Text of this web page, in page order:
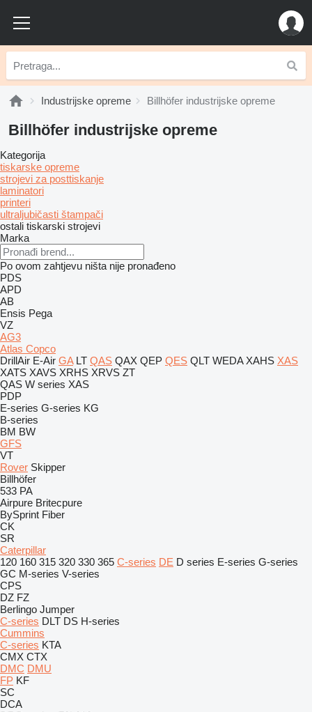
Industrijske opreme Billhöfer industrijske opreme
Billhöfer industrijske opreme
Kategorija
tiskarske opreme
strojevi za posttiskanje
laminatori
printeri
ultraljubičasti štampači
ostali tiskarski strojevi
Marka
Po ovom zahtjevu ništa nije pronađeno
PDS
APD
AB
Ensis Pega
VZ
AG3
Atlas Copco
DrillAir E-Air GA LT QAS QAX QEP QES QLT WEDA XAHS XAS
XATS XAVS XRHS XRVS ZT
QAS W series XAS
PDP
E-series G-series KG
B-series
BM BW
GFS
VT
Rover Skipper
Billhöfer
533 PA
Airpure Britecpure
BySprint Fiber
CK
SR
Caterpillar
120 160 315 320 330 365 C-series DE D series E-series G-series
GC M-series V-series
CPS
DZ FZ
Berlingo Jumper
C-series DLT DS H-series
Cummins
C-series KTA
CMX CTX
DMC DMU
FP KF
SC
DCA